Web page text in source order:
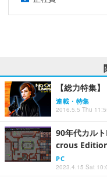
【総力特集
連載・特集
2016.5.5 Thu
90年代カル
crous Edition
PC
2023.4.15 Sat